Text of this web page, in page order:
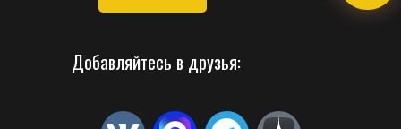
Добавляйтесь в друзья: